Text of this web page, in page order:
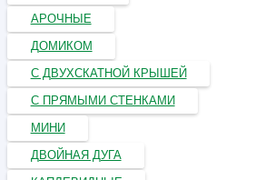
АРОЧНЫЕ
ДОМИКОМ
С ДВУХСКАТНОЙ КРЫШЕЙ
С ПРЯМЫМИ СТЕНКАМИ
МИНИ
ДВОЙНАЯ ДУГА